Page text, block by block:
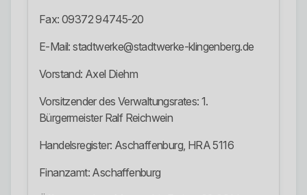
Fax: 09372 94745-20
E-Mail: stadtwerke@stadtwerke-klingenberg.de
Vorstand: Axel Diehm
Vorsitzender des Verwaltungsrates: 1.
Bürgermeister Ralf Reichwein
Handelsregister: Aschaffenburg, HRA 5116
Finanzamt: Aschaffenburg